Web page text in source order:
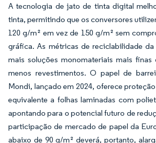
A tecnologia de jato de tinta digital
tinta, permitindo que os conversores
120 g/m² em vez de 150 g/m² sem
gráfica. As métricas de reciclabilidade
mais soluções monomateriais mais finas
menos revestimentos. O papel de
Mondi, lançado em 2024, oferece
equivalente a folhas laminadas com
apontando para o potencial futuro de
participação de mercado de papel da
abaixo de 90 g/m² deverá, portanto,